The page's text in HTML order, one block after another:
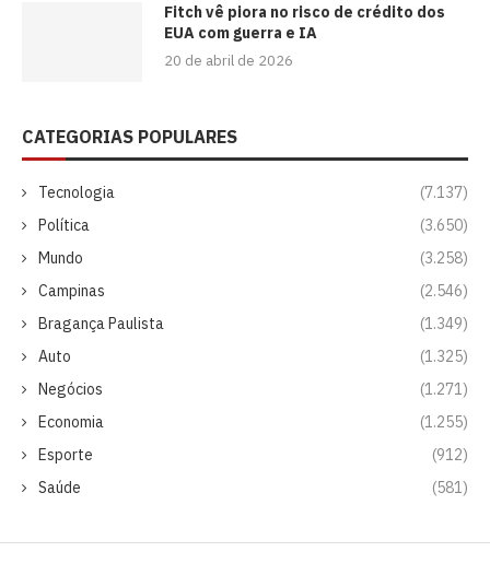
Fitch vê piora no risco de crédito dos
EUA com guerra e IA
20 de abril de 2026
CATEGORIAS POPULARES
Tecnologia
(7.137)
Política
(3.650)
Mundo
(3.258)
Campinas
(2.546)
Bragança Paulista
(1.349)
Auto
(1.325)
Negócios
(1.271)
Economia
(1.255)
Esporte
(912)
Saúde
(581)